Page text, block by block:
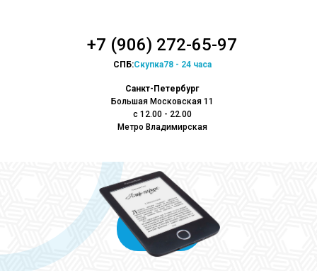
+7 (906) 272-65-97
СПБ:Скупка78 - 24 часа
Санкт-Петербург
Большая Московская 11
с 12.00 - 22.00
Метро Владимирская